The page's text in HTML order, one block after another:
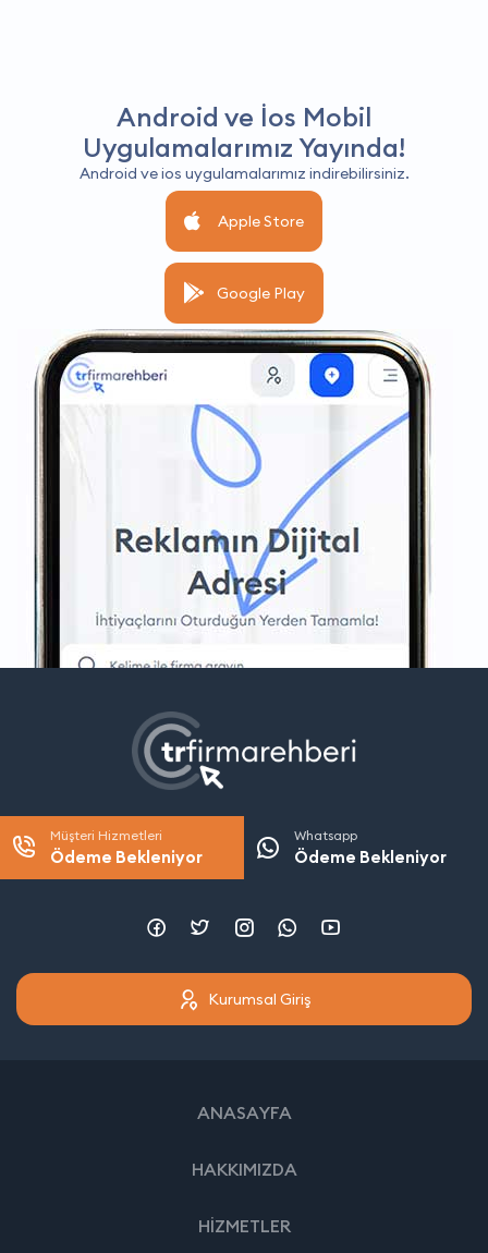
Android ve İos Mobil
Uygulamalarımız Yayında!
Android ve ios uygulamalarımız indirebilirsiniz.
Apple Store
Google Play
Müşteri Hizmetleri
Ödeme Bekleniyor
Whatsapp
Ödeme Bekleniyor
Kurumsal Giriş
ANASAYFA
HAKKIMIZDA
HİZMETLER